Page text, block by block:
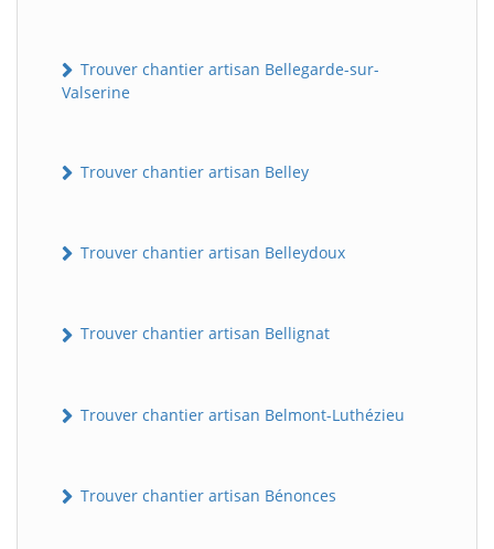
Trouver chantier artisan Bellegarde-sur-
Valserine
Trouver chantier artisan Belley
Trouver chantier artisan Belleydoux
Trouver chantier artisan Bellignat
Trouver chantier artisan Belmont-Luthézieu
Trouver chantier artisan Bénonces